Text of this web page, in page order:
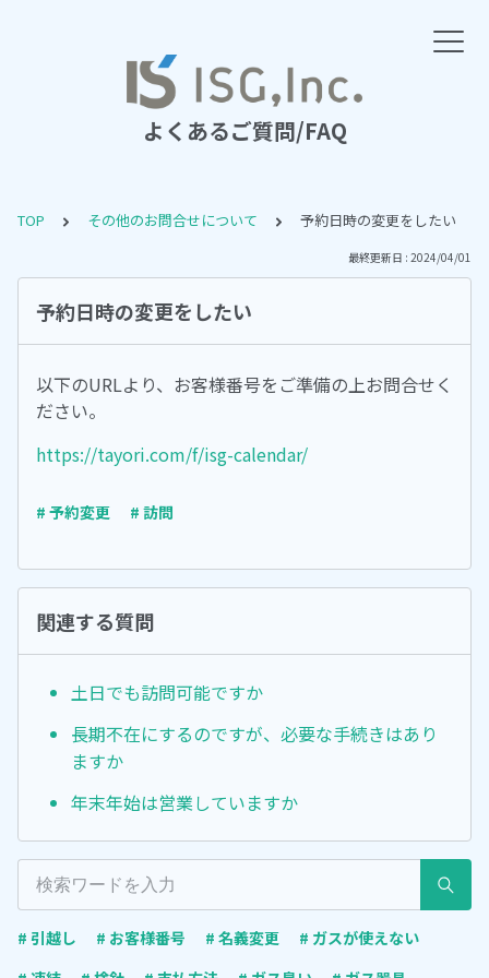
よくあるご質問/FAQ
TOP その他のお問合せについて 予約日時の変更をしたい
最終更新日 : 2024/04/01
予約日時の変更をしたい
以下のURLより、お客様番号をご準備の上お問合せく
ださい。
https://tayori.com/f/isg-calendar/
# 予約変更 # 訪問
関連する質問
土日でも訪問可能ですか
長期不在にするのですが、必要な手続きはあり
ますか
年末年始は営業していますか
# 引越し # お客様番号 # 名義変更
# ガスが使えない